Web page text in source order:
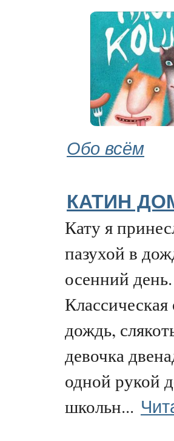
Обо всём
КАТИН
Кату я
пазухой в
осенний день.
дождь,
девочка
одной рукой
школьн...